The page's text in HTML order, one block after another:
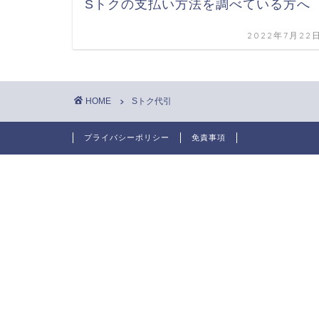
Sトクの支払い方法を調べている方へ
2022年7月22
HOME Sトク代引
プライバシーポリシー 免責事項